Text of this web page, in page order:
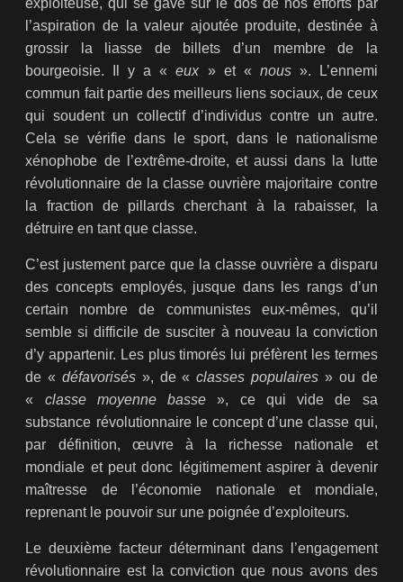
exploiteuse, qui se gave sur le dos de nos efforts par
l’aspiration de la valeur ajoutée produite, destinée à
grossir la liasse de billets d’un membre de la
bourgeoisie. Il y a « eux » et « nous ». L’ennemi
commun fait partie des meilleurs liens sociaux, de ceux
qui soudent un collectif d’individus contre un autre.
Cela se vérifie dans le sport, dans le nationalisme
xénophobe de l’extrême-droite, et aussi dans la lutte
révolutionnaire de la classe ouvrière majoritaire contre
la fraction de pillards cherchant à la rabaisser, la
détruire en tant que classe.
C’est justement parce que la classe ouvrière a disparu
des concepts employés, jusque dans les rangs d’un
certain nombre de communistes eux-mêmes, qu’il
semble si difficile de susciter à nouveau la conviction
d’y appartenir. Les plus timorés lui préfèrent les termes
de « défavorisés », de «classes populaires » ou de
« classe moyenne basse », ce qui vide de sa
substance révolutionnaire le concept d’une classe qui,
par définition, œuvre à la richesse nationale et
mondiale et peut donc légitimement aspirer à devenir
maîtresse de l’économie nationale et mondiale,
reprenant le pouvoir sur une poignée d’exploiteurs.
Le deuxième facteur déterminant dans l’engagement
révolutionnaire est la conviction que nous avons des